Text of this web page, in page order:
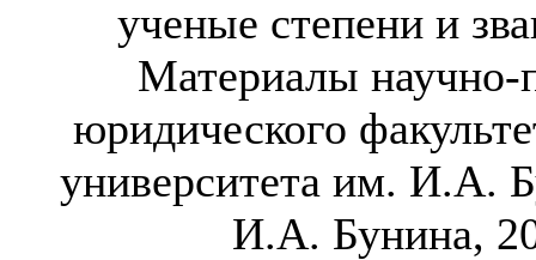
ученые степени и
Материалы научно-
юридического
университета им. И.А.
И.А. Бунина,